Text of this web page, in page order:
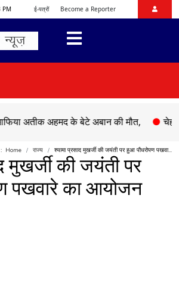
PM ई-पत्रों Become a Reporter
अहमद के बेटे अबान की मौत, ●चेहल्लुम पर
Home राज्य श्यामा प्रसाद मुखर्जी की जयंती पर हुआ पौधरोपण पखवा...
मुखर्जी की जयंती पर
पखवारे का आयोजन